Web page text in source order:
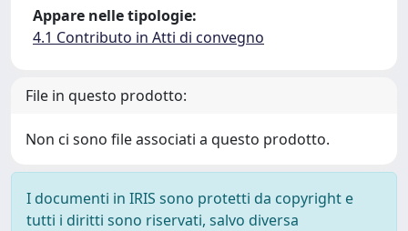
Appare nelle tipologie:
4.1 Contributo in Atti di convegno
File in questo prodotto:
Non ci sono file associati a questo prodotto.
I documenti in IRIS sono protetti da copyright e
tutti i diritti sono riservati, salvo diversa